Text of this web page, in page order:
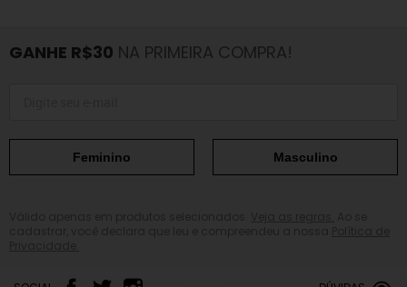
GANHE R$30 NA PRIMEIRA COMPRA!
Feminino Masculino